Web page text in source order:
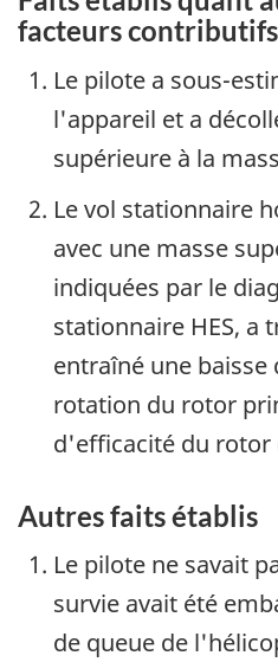
facteurs contributifs
Le pilote a sous-
l'appareil et a
supérieure à la
Le vol stationnaire
avec une masse
indiquées par le
stationnaire HES, a
entraîné une baisse
rotation du rotor
d'efficacité du rotor
Autres faits établis
Le pilote ne savait
survie avait été
de queue de